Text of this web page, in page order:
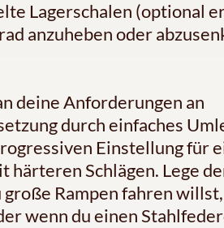
Lagerschalen (optional
anzuheben oder
deine Anforderungen an
durch einfaches
Einstellung für
härteren Schlägen. Lege
Rampen fahren
wenn du einen